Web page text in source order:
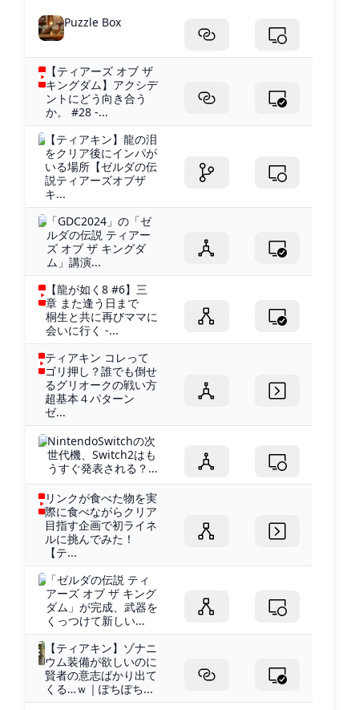
Puzzle Box
【ティアーズ オブ ザ
キングダム】アクシデ
ントにどう向き合う
か。 #28 -...
【ティアキン】龍の泪
をクリア後にインパが
いる場所【ゼルダの伝
説ティアーズオブザ
キ...
「GDC2024」の「ゼ
ルダの伝説 ティアー
ズ オブ ザ キングダ
ム」講演...
【龍が如く8 #6】三
章 また逢う日まで
桐生と共に再びママに
会いに行く -...
ティアキン コレって
ゴリ押し？誰でも倒せ
るグリオークの戦い方
超基本４パターン
ゼ...
NintendoSwitchの次
世代機、Switch2はも
うすぐ発表される？...
リンクが食べた物を実
際に食べながらクリア
目指す企画で初ライネ
ルに挑んでみた！
【テ...
「ゼルダの伝説 ティ
アーズ オブ ザ キング
ダム」が完成、武器を
くっつけて新しい...
【ティアキン】ゾナニ
ウム装備が欲しいのに
賢者の意志ばかり出て
くる…ｗ｜ぽちぽち...